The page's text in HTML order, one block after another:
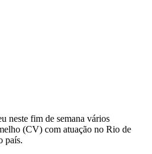
neste fim de semana vários
(CV) com atuação no Rio de
país.